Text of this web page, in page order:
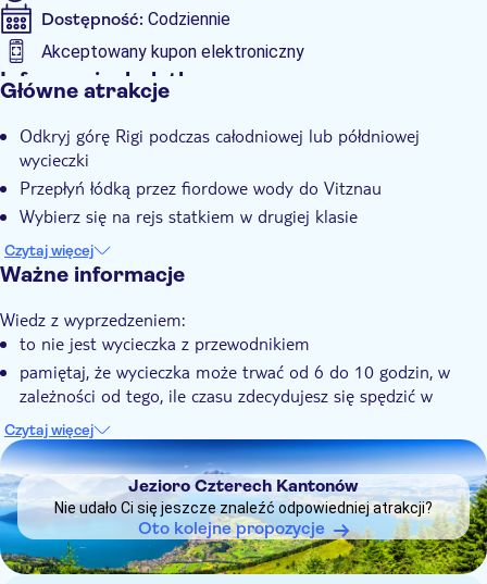
kolejką linową z Rigi Kaltbad o godz. 17:10 — przyjazd do
Weggis o godz. 17:20 • Odjazd statkiem z Weggis o godz. 18:05
— przyjazd do Lucerny o godz. 18:41
Dostępność: Codziennie
Akceptowany kupon elektroniczny
Informacje dodatkowe
Główne atrakcje
Odkryj górę Rigi podczas całodniowej lub półdniowej
wycieczki
Przepłyń łódką przez fiordowe wody do Vitznau
Wybierz się na rejs statkiem w drugiej klasie
Wspinaj się po górach pociągiem Rigi
Podziwiaj widoki podczas przejazdu kolejką linową do Weggis
Czytaj więcej
Ważne informacje
Wiedz z wyprzedzeniem:
to nie jest wycieczka z przewodnikiem
pamiętaj, że wycieczka może trwać od 6 do 10 godzin, w
zależności od tego, ile czasu zdecydujesz się spędzić w
górach
Ze względu na prace modernizacyjne kolejki linowej trwające
od 4 do 28 marca oraz od 18 do 29 kwietnia 2024 r. na Rigi
można dojechać wyłącznie kolejką zębatą z Vitznau
Uwaga: kolejka linowa z Weggis do Rigi Kaltbad będzie
nieczynna do 22 stycznia z powodu awarii technicznej.
Podróżni mogą skorzystać z kolei zębatej z Vitznau do Rigi
Czytaj więcej
DSA1Jezioro Czterech Kantonów
Jezioro Czterech Kantonów
Nie udało Ci się jeszcze znaleźć odpowiedniej atrakcji?
Oto kolejne propozycje